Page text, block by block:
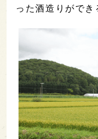
った酒造りができ